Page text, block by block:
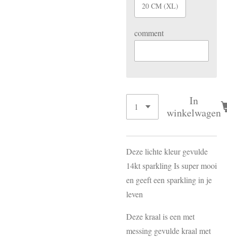
20 CM (XL)
comment
In
winkelwagen
Deze lichte kleur gevulde
14kt sparkling Is super mooi
en geeft een sparkling in je
leven
Deze kraal is een met
messing gevulde kraal met